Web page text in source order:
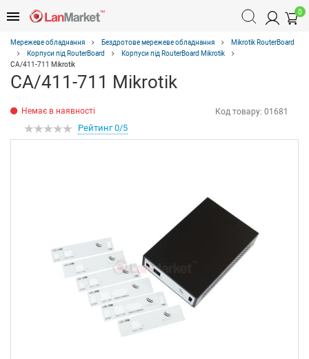
0
Мережеве обладнання Бездротове мережеве обладнання
Mikrotik RouterBoard
Корпуси під RouterBoard
Корпуси під RouterBoard Mikrotik
CA/411-711 Mikrotik
CA/411-711 Mikrotik
Немає в наявності Код товару: 01681
Рейтинг 0/5